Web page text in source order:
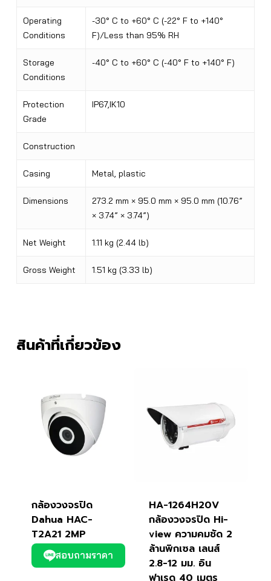
Operating
Conditions
-30° C to +60° C (-22° F to +140°
F)/Less than 95% RH
Storage
Conditions
-40° C to +60° C (-40° F to +140° F)
Protection
Grade
IP67,IK10
Construction
Casing Metal, plastic
Dimensions
273.2 mm × 95.0 mm × 95.0 mm (10.76”
× 3.74” × 3.74”)
Net Weight 1.11 kg (2.44 lb)
Gross Weight 1.51 kg (3.33 lb)
สินค้าที่เกี่ยวข้อง
กล้องวงจรปิด
Dahua HAC-
T2A21 2MP
สอบถามราคา
HA-1264H20V
กล้องวงจรปิด Hi-
view ความคมชัด 2
ล้านพิกเซล เลนส์
2.8-12 มม. อิน